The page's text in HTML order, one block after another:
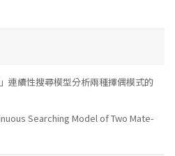
連續性搜尋模型分析兩種擇偶模式的
Searching Model of Two Mate-